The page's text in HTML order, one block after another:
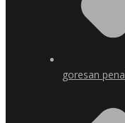
goresan pena